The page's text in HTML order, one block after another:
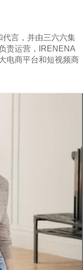
代言，并由三六六集
责运营，IRENENA
电商平台和短视频商